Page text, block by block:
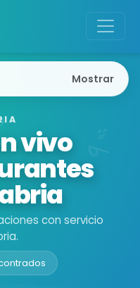
vivo
con servicio
Mostrar